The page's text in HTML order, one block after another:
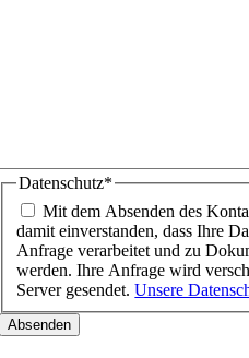
Datenschutz*
Mit dem Absenden des
damit einverstanden, dass Ihre
Anfrage verarbeitet und zu
werden. Ihre Anfrage wird
Server gesendet.Unsere